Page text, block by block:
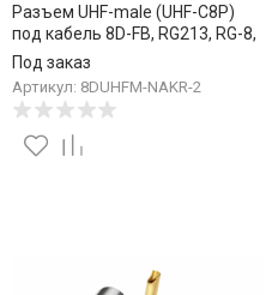
Разъем UHF-male (UHF-C8P)
под кабель 8D-FB, RG213, RG-8,
накручивающийся, 2 шт.
Под заказ
Артикул: 8DUHFM-NAKR-2